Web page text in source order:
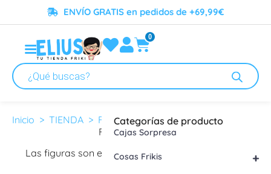
ENVÍO GRATIS en pedidos de +69,99€
0
Inicio > TIENDA > Figuras Chulas > Figuras Oficiales
Figuras OficialesFiguras Oficiales
Las figuras son el producto de coleccionismo por
Categorías de producto
Cajas Sorpresa
+
Cosas Frikis